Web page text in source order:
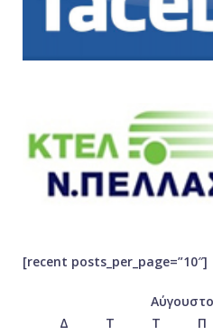
[recent posts_per_page=”10″]
Δ
Τ Τ Π